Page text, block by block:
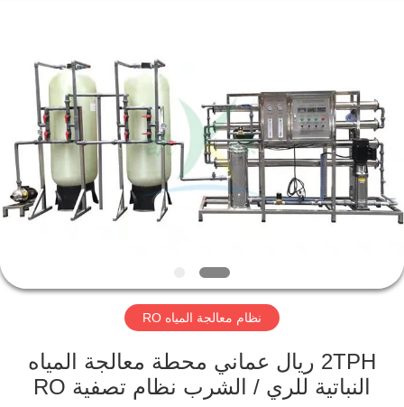
مسكن
منتجات
معلومات
جولة
المعمل
Reserved.
نظام معالجة المياه RO
2TPH ريال عماني محطة معالجة المياه
النباتية للري / الشرب نظام تصفية RO